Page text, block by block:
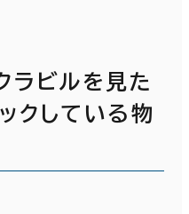
ラビルを見た
クしている物